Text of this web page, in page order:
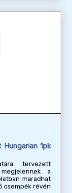
1pk
tervezett
a
maradhat
csempék révén